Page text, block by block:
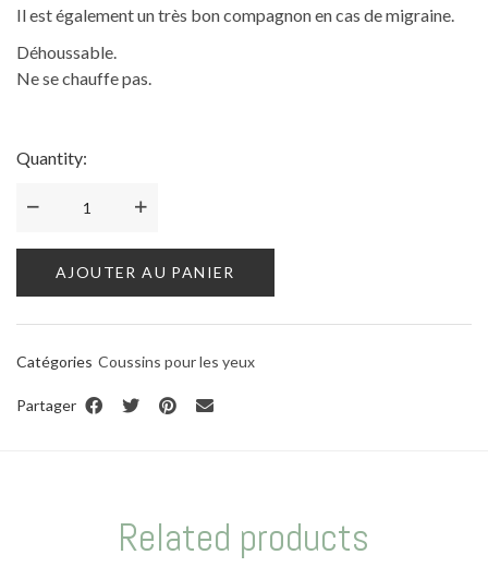
Il est également un très bon compagnon en cas de migraine.
Déhoussable.
Ne se chauffe pas.
Quantity:
AJOUTER AU PANIER
Catégories Coussins pour les yeux
Partager
Related products